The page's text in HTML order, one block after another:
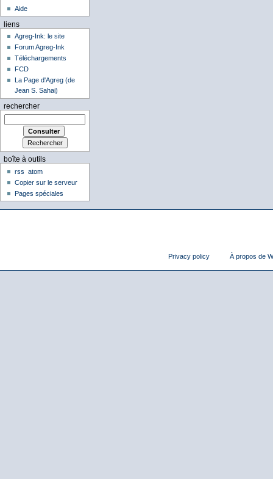
Aide
liens
Agreg-Ink: le site
Forum Agreg-Ink
Téléchargements
FCD
La Page d'Agreg (de
Jean S. Sahai)
rechercher
boîte à outils
rss
atom
Copier sur le serveur
Pages spéciales
Privacy policy À propos de